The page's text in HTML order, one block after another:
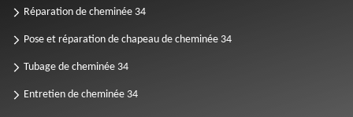
Réparation de cheminée 34
Pose et réparation de chapeau de cheminée 34
Tubage de cheminée 34
Entretien de cheminée 34